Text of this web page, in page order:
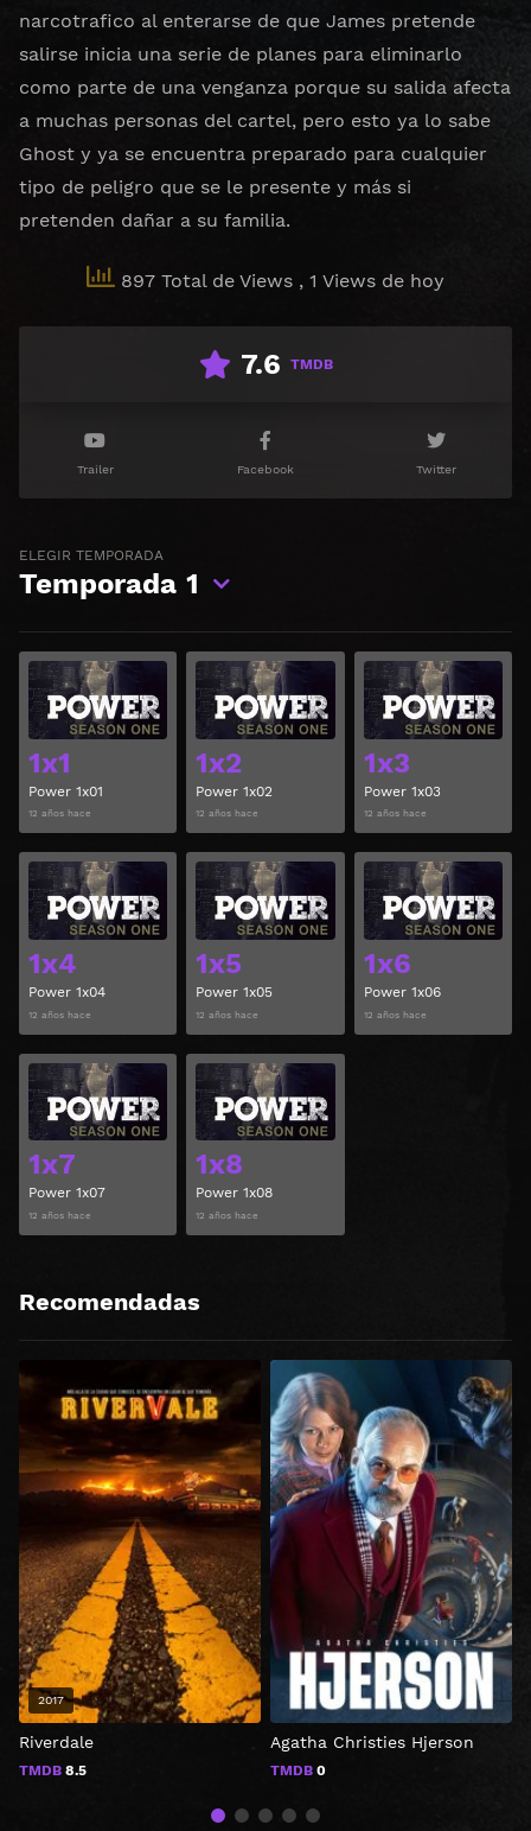
narcotrafico al enterarse de que James pretende
salirse inicia una serie de planes para eliminarlo
como parte de una venganza porque su salida afecta
a muchas personas del cartel, pero esto ya lo sabe
Ghost y ya se encuentra preparado para cualquier
tipo de peligro que se le presente y más si
pretenden dañar a su familia.
897 Total de Views , 1 Views de hoy
7.6 TMDB
Trailer Facebook Twitter
ELEGIR TEMPORADA
Temporada 1
1x1
Power 1x01
12 años hace
Ver
1x2
Power 1x02
12 años hace
Ver
1x3
Power 1x03
12 años hace
1x4
Power 1x04
12 años hace
Ver
1x5
Power 1x05
12 años hace
Ver
1x6
Power 1x06
12 años hace
1x7
Power 1x07
12 años hace
Ver
1x8
Power 1x08
12 años hace
Recomendadas
Riverdale
TMDB 8.5
2017
Agatha Christies Hjerson
TMDB 0